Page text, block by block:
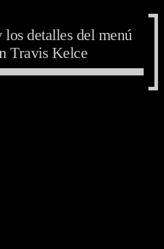
detalles del menú
Travis Kelce